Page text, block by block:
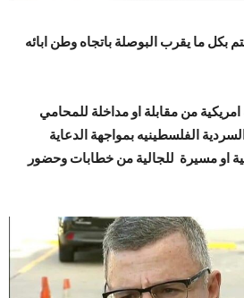
بكل ما يقرب البوصلة باتجاه وطن ابائه
امريكية من مقابلة او مداخلة للمحامي
الفلسطينيه بمواجهة الدعاية
او مسيرة للجالية من خطابات وحضور